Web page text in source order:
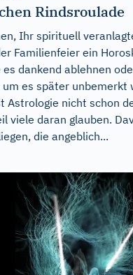
Rindsroulade
Ihr spirituell
Familienfeier ein
es dankend ablehnen
es später unbemerkt
Astrologie nicht schon
viele daran glauben.
die angeblich...